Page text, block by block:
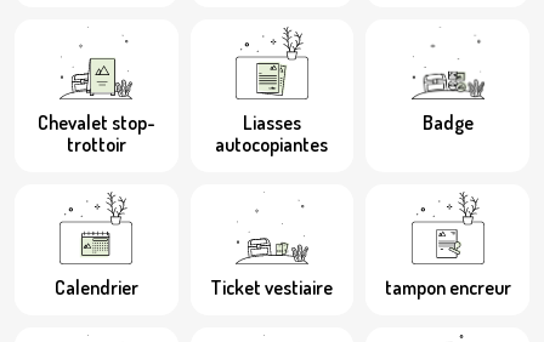
Chevalet stop-
trottoir
Liasses
autocopiantes
Badge
Calendrier Ticket vestiaire tampon encreur